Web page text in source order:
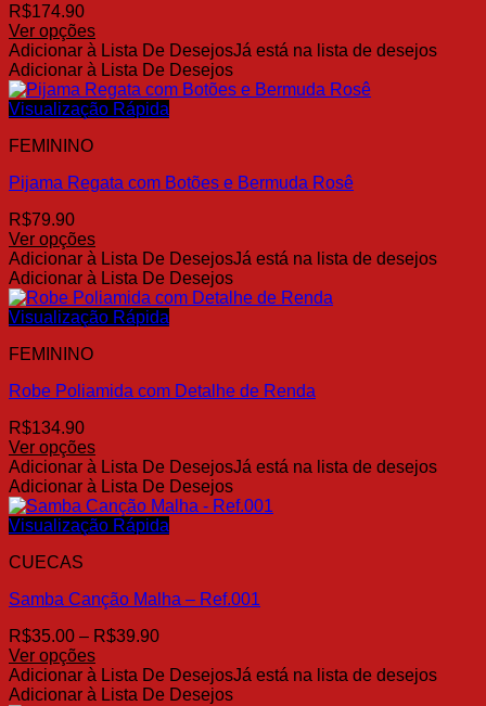
escolhidas
na
página
do
produto
R$174.90
Ver opções
Este
produto
tem
várias
As
podem
escolhidas
na
página
do
produto
Adicionar à Lista De DesejosJá está na lista de desejos
Adicionar à Lista De Desejos
Visualização Rápida
FEMININO
Pijama Regata com Botões e Bermuda Rosê
R$79.90
Ver opções
Este
produto
tem
várias
As
podem
escolhidas
na
página
do
produto
Adicionar à Lista De DesejosJá está na lista de desejos
Adicionar à Lista De Desejos
Visualização Rápida
FEMININO
Robe Poliamida com Detalhe de Renda
R$134.90
Ver opções
Este
produto
tem
várias
As
podem
escolhidas
na
página
do
Adicionar à Lista De DesejosJá está na lista de desejos
Adicionar à Lista De Desejos
Visualização Rápida
CUECAS
Samba Canção Malha – Ref.001
R$35.00 – R$39.90Faixa
preço:
R$35.00
Ver opções
Este
produto
Adicionar à Lista De DesejosJá está na lista de desejos
Adicionar à Lista De Desejos